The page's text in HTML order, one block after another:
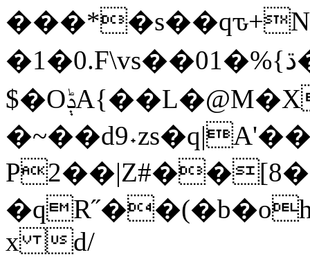
�1�0.F\ vs��01�%{ڌ���[m� �!�X�ݫ�
$�OݙA{��L�@M�Xe��XK�rQ�CzD
x d/